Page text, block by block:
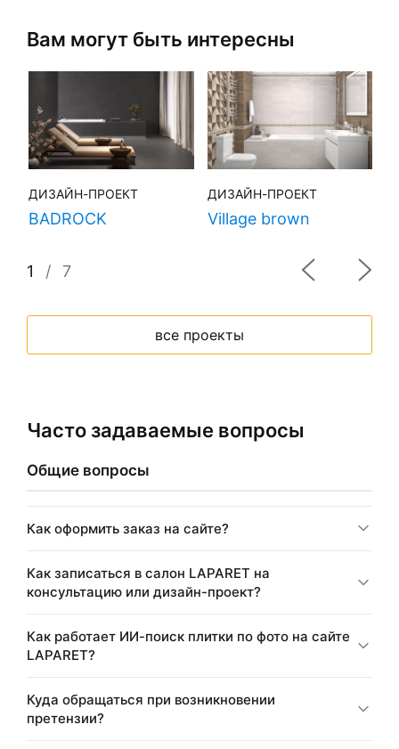
Вам могут быть интересны
ДИЗАЙН-ПРОЕКТ
BADROCK
ДИЗАЙН-ПРОЕКТ
Village brown
1 / 7
все проекты
Часто задаваемые вопросы
Общие вопросы
Как оформить заказ на сайте?
Как записаться в салон LAPARET на
консультацию или дизайн-проект?
Как работает ИИ-поиск плитки по фото на сайте
LAPARET?
Куда обращаться при возникновении
претензии?